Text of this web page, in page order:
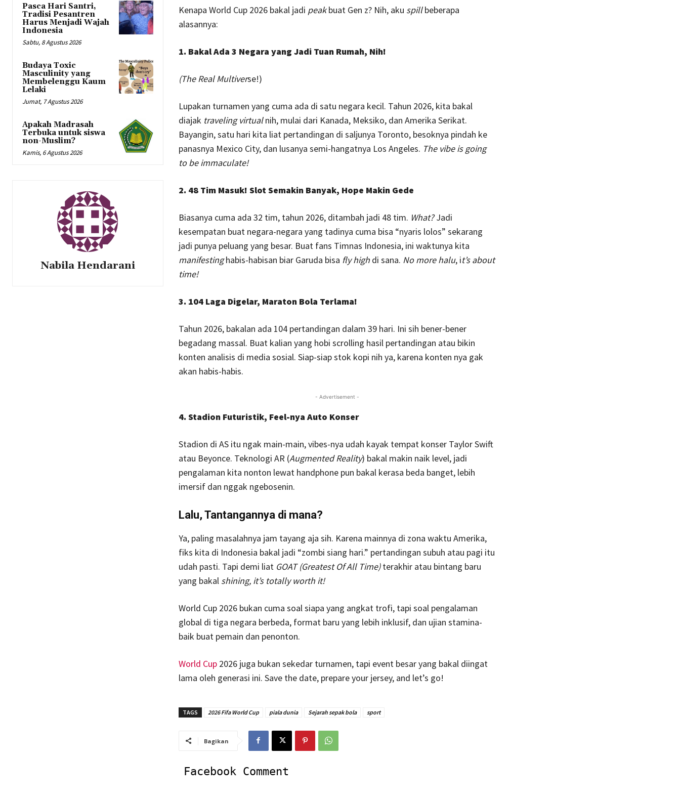
Pasca Hari Santri,
Tradisi Pesantren
Harus Menjadi Wajah
Indonesia
Sabtu, 8 Agustus 2026
Budaya Toxic
Masculinity yang
Membelenggu Kaum
Lelaki
Jumat, 7 Agustus 2026
Apakah Madrasah
Terbuka untuk siswa
non-Muslim?
Kamis, 6 Agustus 2026
Nabila Hendarani
Kenapa World Cup 2026 bakal jadi peakbuat Gen z? Nih, aku spillbeberapa
alasannya:
1. Bakal Ada 3 Negara yang Jadi Tuan Rumah, Nih!
(The Real Multiverse!)
Lupakan turnamen yang cuma ada di satu negara kecil. Tahun 2026, kita bakal
diajak traveling virtualnih, mulai dari Kanada, Meksiko, dan Amerika Serikat.
Bayangin, satu hari kita liat pertandingan di saljunya Toronto, besoknya pindah ke
panasnya Mexico City, dan lusanya semi-hangatnya Los Angeles. The vibe is going
to be immaculate!
2. 48 Tim Masuk! Slot Semakin Banyak, Hope Makin Gede
Biasanya cuma ada 32 tim, tahun 2026, ditambah jadi 48 tim. What?Jadi
kesempatan buat negara-negara yang tadinya cuma bisa “nyaris lolos” sekarang
jadi punya peluang yang besar. Buat fans Timnas Indonesia, ini waktunya kita
manifestinghabis-habisan biar Garuda bisa fly highdi sana. No more halu, it’s about
time!
3. 104 Laga Digelar, Maraton Bola Terlama!
Tahun 2026, bakalan ada 104 pertandingan dalam 39 hari. Ini sih bener-bener
begadang massal. Buat kalian yang hobi scrolling hasil pertandingan atau bikin
konten analisis di media sosial. Siap-siap stok kopi nih ya, karena konten nya gak
akan habis-habis.
- Advertisement -
4. Stadion Futuristik, Feel-nya Auto Konser
Stadion di AS itu ngak main-main, vibes-nya udah kayak tempat konser Taylor Swift
atau Beyonce. Teknologi AR (Augmented Reality) bakal makin naik level, jadi
pengalaman kita nonton lewat handphone pun bakal kerasa beda banget, lebih
imersif dan nggak ngebosenin.
Lalu, Tantangannya di mana?
Ya, paling masalahnya jam tayang aja sih. Karena mainnya di zona waktu Amerika,
fiks kita di Indonesia bakal jadi “zombi siang hari.” pertandingan subuh atau pagi itu
udah pasti. Tapi demi liat GOAT (Greatest Of All Time)terakhir atau bintang baru
yang bakal shining, it’s totally worth it!
World Cup 2026 bukan cuma soal siapa yang angkat trofi, tapi soal pengalaman
global di tiga negara berbeda, format baru yang lebih inklusif, dan ujian stamina-
baik buat pemain dan penonton.
World Cup2026 juga bukan sekedar turnamen, tapi event besar yang bakal diingat
lama oleh generasi ini. Save the date, prepare your jersey, and let’s go!
TAGS 2026 Fifa World Cup piala dunia Sejarah sepak bola sport
Bagikan
Facebook Comment